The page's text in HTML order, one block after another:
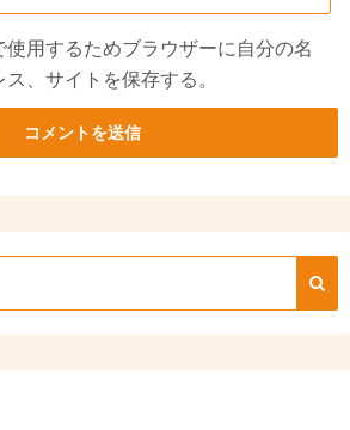
使用するためブラウザーに自分の名
、サイトを保存する。